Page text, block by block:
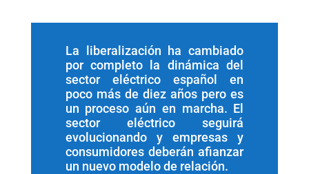
La liberalización ha cambiado
por completo la dinámica del
sector eléctrico español en
poco más de diez años pero es
un proceso aún en marcha. El
sector eléctrico seguirá
evolucionando y empresas y
consumidores deberán afianzar
un nuevo modelo de relación.